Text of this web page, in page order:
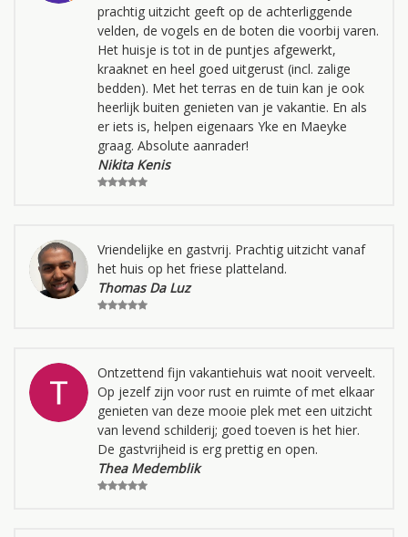
prachtig uitzicht geeft op de achterliggende
velden, de vogels en de boten die voorbij varen.
Het huisje is tot in de puntjes afgewerkt,
kraaknet en heel goed uitgerust (incl. zalige
bedden). Met het terras en de tuin kan je ook
heerlijk buiten genieten van je vakantie. En als
er iets is, helpen eigenaars Yke en Maeyke
graag. Absolute aanrader!
Nikita Kenis
Vriendelijke en gastvrij. Prachtig uitzicht vanaf
het huis op het friese platteland.
Thomas Da Luz
Ontzettend fijn vakantiehuis wat nooit verveelt.
Op jezelf zijn voor rust en ruimte of met elkaar
genieten van deze mooie plek met een uitzicht
van levend schilderij; goed toeven is het hier.
De gastvrijheid is erg prettig en open.
Thea Medemblik